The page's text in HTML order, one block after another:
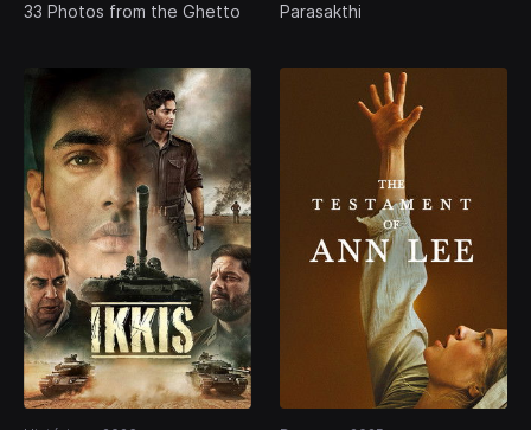
33 Photos from the Ghetto Parasakthi